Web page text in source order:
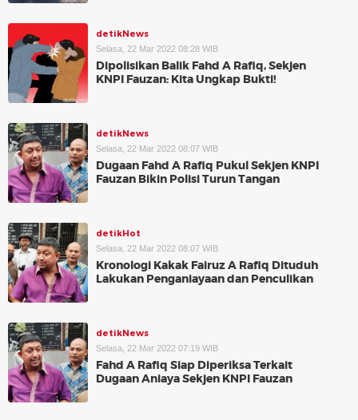
detikNews
Selasa, 22 Mar 2022 08:28 WIB
Dipolisikan Balik Fahd A Rafiq, Sekjen
KNPI Fauzan: Kita Ungkap Bukti!
detikNews
Selasa, 22 Mar 2022 08:07 WIB
Dugaan Fahd A Rafiq Pukul Sekjen KNPI
Fauzan Bikin Polisi Turun Tangan
detikHot
Selasa, 22 Mar 2022 08:07 WIB
Kronologi Kakak Fairuz A Rafiq Dituduh
Lakukan Penganiayaan dan Penculikan
detikNews
Selasa, 22 Mar 2022 07:19 WIB
Fahd A Rafiq Siap Diperiksa Terkait
Dugaan Aniaya Sekjen KNPI Fauzan